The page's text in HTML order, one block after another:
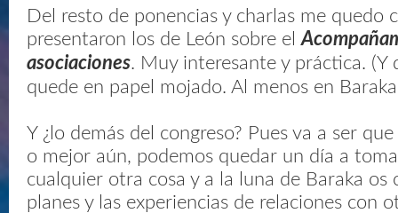
Del resto de ponencias y charlas me quedo
presentaron los de León sobre el
asociaciones. Muy interesante y práctica. (Y
quede en papel mojado. Al menos en
Y ¿lo demás del congreso? Pues va a ser
o mejor aún, podemos quedar un día a
cualquier otra cosa y a la luna de Baraka os
planes y las experiencias de relaciones con